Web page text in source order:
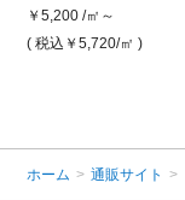
￥5,200 /㎡～
( 税込￥5,720/㎡ )
ホーム > 通販サイト >